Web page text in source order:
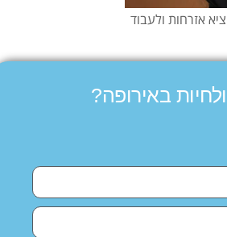
אזרחות ולעבוד
באירופה?